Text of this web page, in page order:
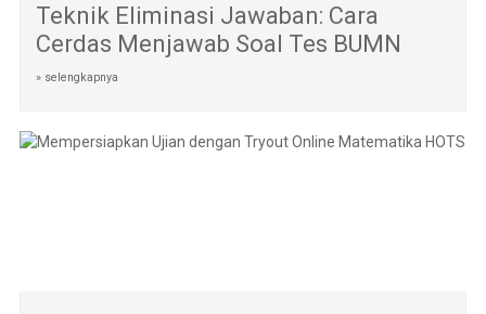
Teknik Eliminasi Jawaban: Cara
Cerdas Menjawab Soal Tes BUMN
» selengkapnya